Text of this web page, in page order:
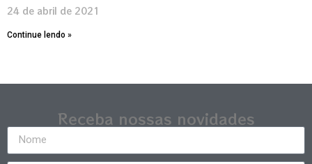
24 de abril de 2021
Continue lendo »
Receba nossas novidades